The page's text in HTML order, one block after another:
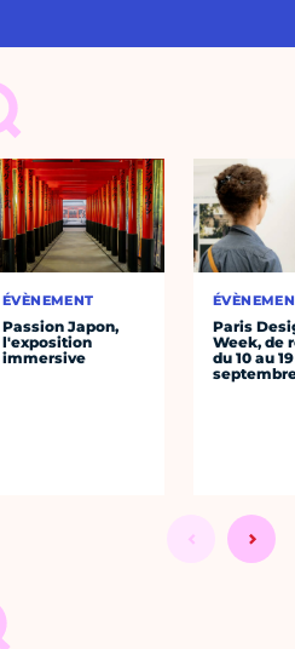
ÉVÈNEMENT
Passion Japon,
l'exposition
immersive
Paris
Week, de
du 10 au 19